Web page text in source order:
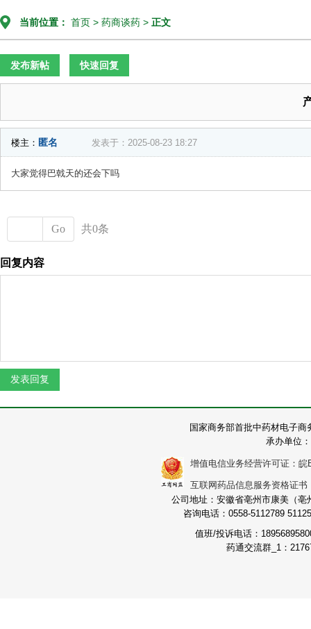
当前位置： 首页 > 药商谈药 > 正文
发布新帖 快速回复
楼主： 匿名 发表于：2025-08-23 18:27
大家觉得巴戟天的还会下吗
Go 共0条
回复内容
国家商务部首批中药材电子
承办单位
增值电信业务经营许可证：皖
互联网药品信息服务资格证
公司地址：安徽省亳州市康美（
咨询电话：0558-5112789
值班/投诉电话：
药通交流群_1：